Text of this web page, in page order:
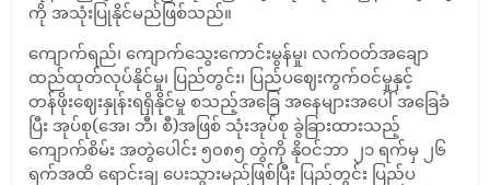
ကို အသုံးပြုနိုင်မည်ဖြစ်သည်။
ကျောက်ရည်၊ ကျောက်သွေးကောင်းမွန်မှု၊ လက်ဝတ်အချော
ထည်ထုတ်လုပ်နိုင်မှု၊ ပြည်တွင်း၊ ပြည်ပဈေးကွက်ဝင်မှုနှင့်
တန်ဖိုးဈေးနှုန်းရရှိနိုင်မှု စသည့်အခြေ အနေများအပေါ် အခြေခံ
ပြီး အုပ်စု(အေ၊ ဘီ၊ စီ)အဖြစ် သုံးအုပ်စု ခွဲခြားထားသည့်
ကျောက်စိမ်း အတွဲပေါင်း ၅၀၈၅ တွဲကို နိုဝင်ဘာ ၂၁ ရက်မှ ၂၆
ရက်အထိ ရောင်းချ ပေးသွားမည်ဖြစ်ပြီး ပြည်တွင်း ပြည်ပ